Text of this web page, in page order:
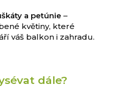
a petúnie –
květiny, které
váš balkon i zahradu.
dále?